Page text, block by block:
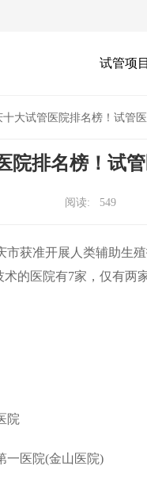
试管项目
十大试管医院排名榜！试管
院排名榜！试
阅读: 549
获准开展人类辅助生
的医院有7家，仅有两
院
一医院(金山医院)